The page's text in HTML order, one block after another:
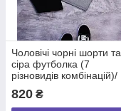
Чоловічі чорні шорти та
сіра футболка (7
різновидів комбінацій)/
чоловіків без принтів
820 ₴